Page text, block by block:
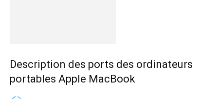
Description des ports des ordinateurs
portables Apple MacBook